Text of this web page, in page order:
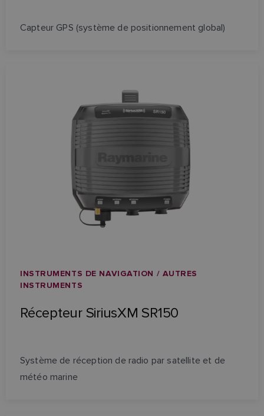
Capteur GPS (système de positionnement global)
INSTRUMENTS DE NAVIGATION / AUTRES
INSTRUMENTS
Récepteur SiriusXM SR150
Système de réception de radio par satellite et de
météo marine